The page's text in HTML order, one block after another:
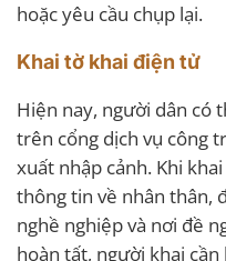
hoặc yêu cầu chụp lại.
Khai tờ khai điện tử
Hiện nay, người dân có
trên cổng dịch vụ công
xuất nhập cảnh. Khi
thông tin về nhân thân,
nghề nghiệp và nơi đề
hoàn tất, người khai